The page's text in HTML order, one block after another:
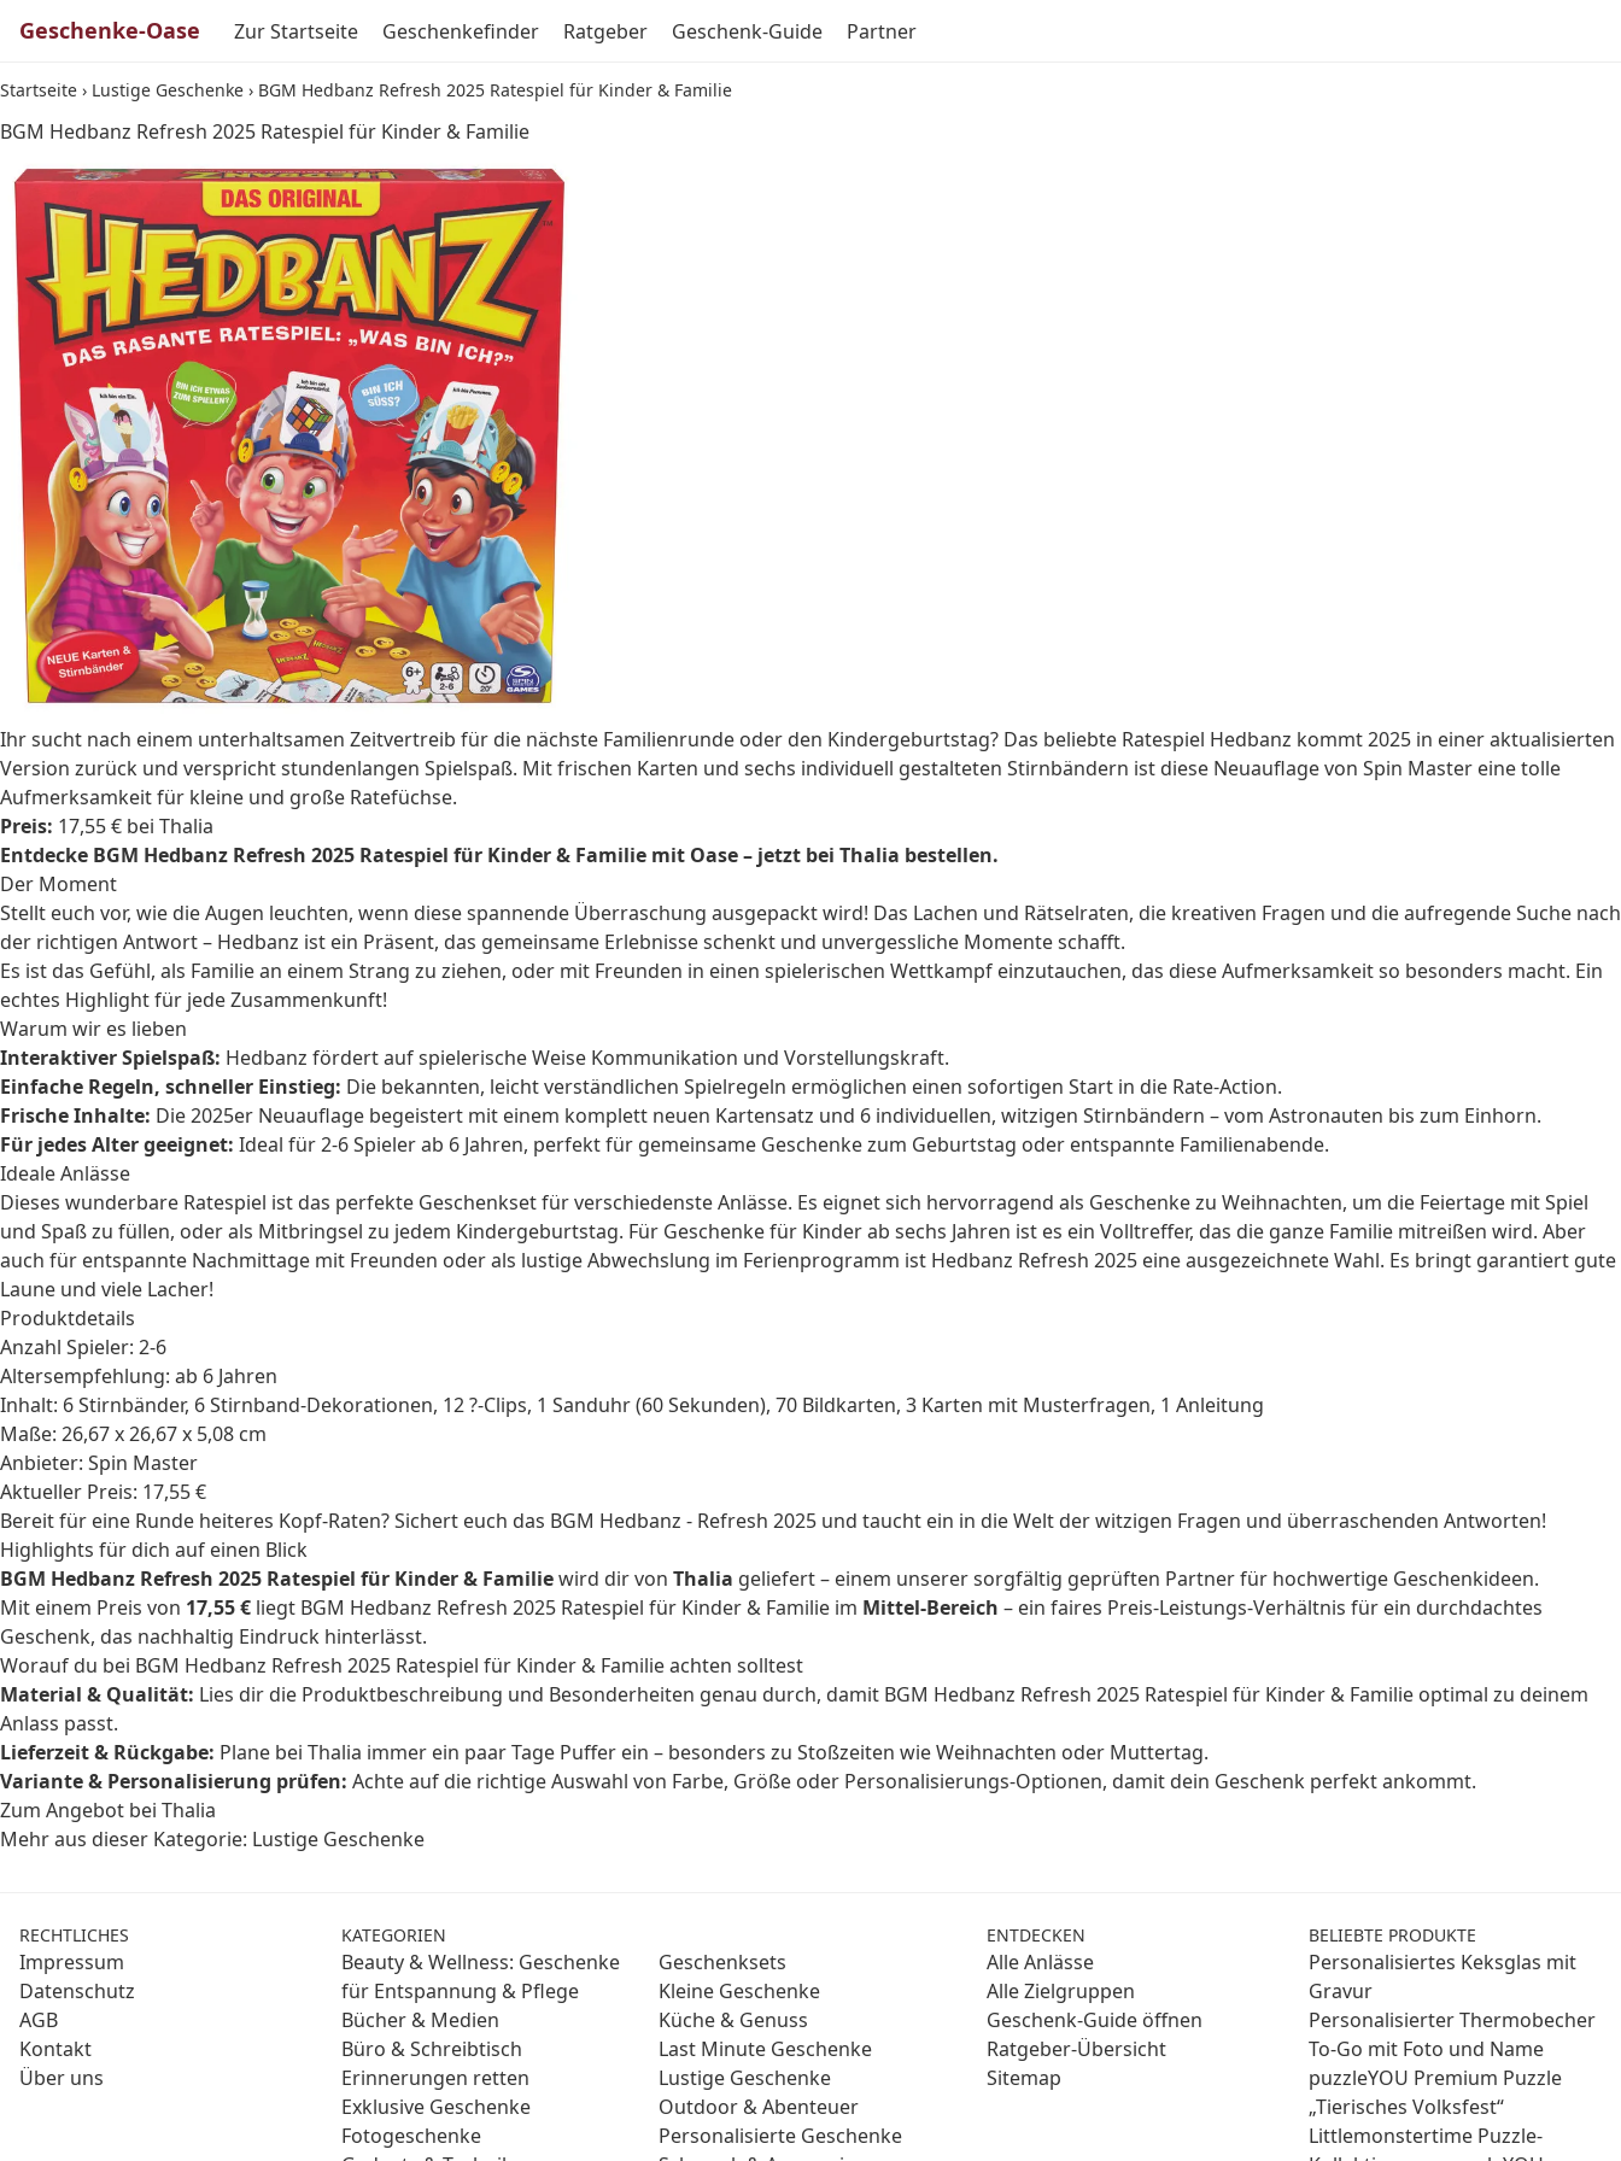
Geschenke-Oase Zur Startseite Geschenkefinder Ratgeber Geschenk-Guide Partner
Startseite › Lustige Geschenke › BGM Hedbanz Refresh 2025 Ratespiel für Kinder & Familie
BGM Hedbanz Refresh 2025 Ratespiel für Kinder & Familie
Ihr sucht nach einem unterhaltsamen Zeitvertreib für die nächste Familienrunde oder den Kindergeburtstag? Das beliebte Ratespiel Hedbanz kommt 2025 in einer aktualisierten
Version zurück und verspricht stundenlangen Spielspaß. Mit frischen Karten und sechs individuell gestalteten Stirnbändern ist diese Neuauflage von Spin Master eine tolle
Aufmerksamkeit für kleine und große Ratefüchse.
Preis: 17,55 € bei Thalia
Entdecke BGM Hedbanz Refresh 2025 Ratespiel für Kinder & Familie mit Oase – jetzt bei Thalia bestellen.
Der Moment
Stellt euch vor, wie die Augen leuchten, wenn diese spannende Überraschung ausgepackt wird! Das Lachen und Rätselraten, die kreativen Fragen und die aufregende Suche nach
der richtigen Antwort – Hedbanz ist ein Präsent, das gemeinsame Erlebnisse schenkt und unvergessliche Momente schafft.
Es ist das Gefühl, als Familie an einem Strang zu ziehen, oder mit Freunden in einen spielerischen Wettkampf einzutauchen, das diese Aufmerksamkeit so besonders macht. Ein
echtes Highlight für jede Zusammenkunft!
Warum wir es lieben
Interaktiver Spielspaß: Hedbanz fördert auf spielerische Weise Kommunikation und Vorstellungskraft.
Einfache Regeln, schneller Einstieg: Die bekannten, leicht verständlichen Spielregeln ermöglichen einen sofortigen Start in die Rate-Action.
Frische Inhalte: Die 2025er Neuauflage begeistert mit einem komplett neuen Kartensatz und 6 individuellen, witzigen Stirnbändern – vom Astronauten bis zum Einhorn.
Für jedes Alter geeignet: Ideal für 2-6 Spieler ab 6 Jahren, perfekt für gemeinsame Geschenke zum Geburtstag oder entspannte Familienabende.
Ideale Anlässe
Dieses wunderbare Ratespiel ist das perfekte Geschenksetfür verschiedenste Anlässe. Es eignet sich hervorragend als Geschenke zu Weihnachten, um die Feiertage mit Spiel
und Spaß zu füllen, oder als Mitbringsel zu jedem Kindergeburtstag. Für Geschenke für Kinderab sechs Jahren ist es ein Volltreffer, das die ganze Familie mitreißen wird. Aber
auch für entspannte Nachmittage mit Freunden oder als lustige Abwechslung im Ferienprogramm ist Hedbanz Refresh 2025 eine ausgezeichnete Wahl. Es bringt garantiert gute
Laune und viele Lacher!
Produktdetails
Anzahl Spieler: 2-6
Altersempfehlung: ab 6 Jahren
Inhalt: 6 Stirnbänder, 6 Stirnband-Dekorationen, 12 ?-Clips, 1 Sanduhr (60 Sekunden), 70 Bildkarten, 3 Karten mit Musterfragen, 1 Anleitung
Maße: 26,67 x 26,67 x 5,08 cm
Anbieter: Spin Master
Aktueller Preis: 17,55 €
Bereit für eine Runde heiteres Kopf-Raten? Sichert euch das BGM Hedbanz - Refresh 2025 und taucht ein in die Welt der witzigen Fragen und überraschenden Antworten!
Highlights für dich auf einen Blick
BGM Hedbanz Refresh 2025 Ratespiel für Kinder & Familiewird dir von Thalia geliefert – einem unserer sorgfältig geprüften Partner für hochwertige Geschenkideen.
Mit einem Preis von 17,55 € liegt BGM Hedbanz Refresh 2025 Ratespiel für Kinder & Familie im Mittel-Bereich – ein faires Preis-Leistungs-Verhältnis für ein durchdachtes
Geschenk, das nachhaltig Eindruck hinterlässt.
Worauf du bei BGM Hedbanz Refresh 2025 Ratespiel für Kinder & Familie achten solltest
Material & Qualität: Lies dir die Produktbeschreibung und Besonderheiten genau durch, damit BGM Hedbanz Refresh 2025 Ratespiel für Kinder & Familie optimal zu deinem
Anlass passt.
Lieferzeit & Rückgabe: Plane bei Thalia immer ein paar Tage Puffer ein – besonders zu Stoßzeiten wie Weihnachten oder Muttertag.
Variante & Personalisierung prüfen: Achte auf die richtige Auswahl von Farbe, Größe oder Personalisierungs-Optionen, damit dein Geschenk perfekt ankommt.
Zum Angebot bei Thalia
Mehr aus dieser Kategorie: Lustige Geschenke
RECHTLICHES
Impressum
Datenschutz
AGB
Kontakt
Über uns
KATEGORIEN
Beauty & Wellness: Geschenke
für Entspannung & Pflege
Bücher & Medien
Büro & Schreibtisch
Erinnerungen retten
Exklusive Geschenke
Fotogeschenke
Geschenksets
Kleine Geschenke
Küche & Genuss
Last Minute Geschenke
Lustige Geschenke
Outdoor & Abenteuer
Personalisierte Geschenke
ENTDECKEN
Alle Anlässe
Alle Zielgruppen
Geschenk-Guide öffnen
Ratgeber-Übersicht
Sitemap
BELIEBTE PRODUKTE
Personalisiertes Keksglas mit
Gravur
Personalisierter Thermobecher
To-Go mit Foto und Name
puzzleYOU Premium Puzzle
„Tierisches Volksfest“
Littlemonstertime Puzzle-